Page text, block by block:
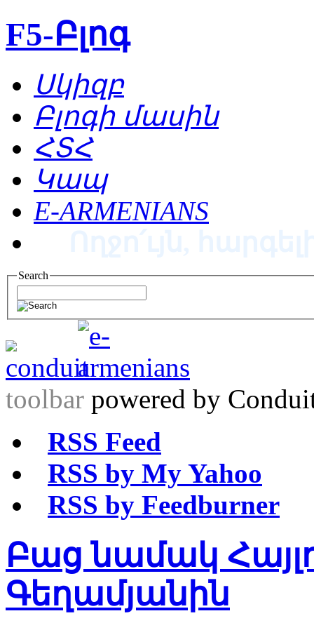
F5-Բլոգ
Սկիզբ
Բլոգի մասին
ՀՏՀ
Կապ
E-ARMENIANS
Search
toolbar powered by
RSS Feed
RSS by My Yahoo
RSS by Feedburner
Բաց նամակ
Գեղամյանին